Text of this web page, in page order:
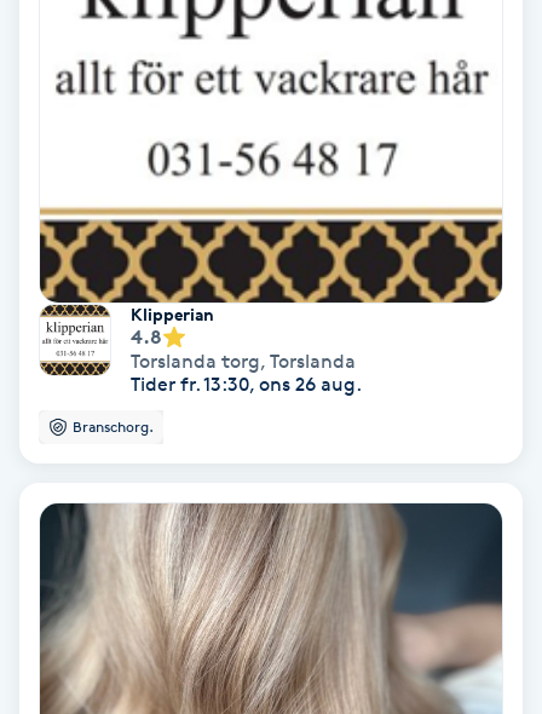
Nagelvård
Naprapati
Navelpiercing
Ny frisyr
Olaplex
Olaplexbehandling
Ombre
Klipperian
4.8
Torslanda torg, Torslanda
Tider fr. 13:30, ons 26 aug.
Branschorg.